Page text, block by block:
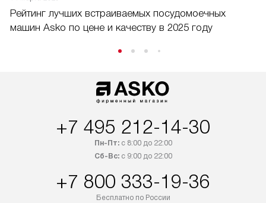
Рейтинг лучших встраиваемых посудомоечных
машин Asko по цене и качеству в 2025 году
+7 495 212-14-30
Пн-Пт:с 8:00 до 22:00
Сб-Вс:с 9:00 до 22:00
+7 800 333-19-36
Бесплатно по России